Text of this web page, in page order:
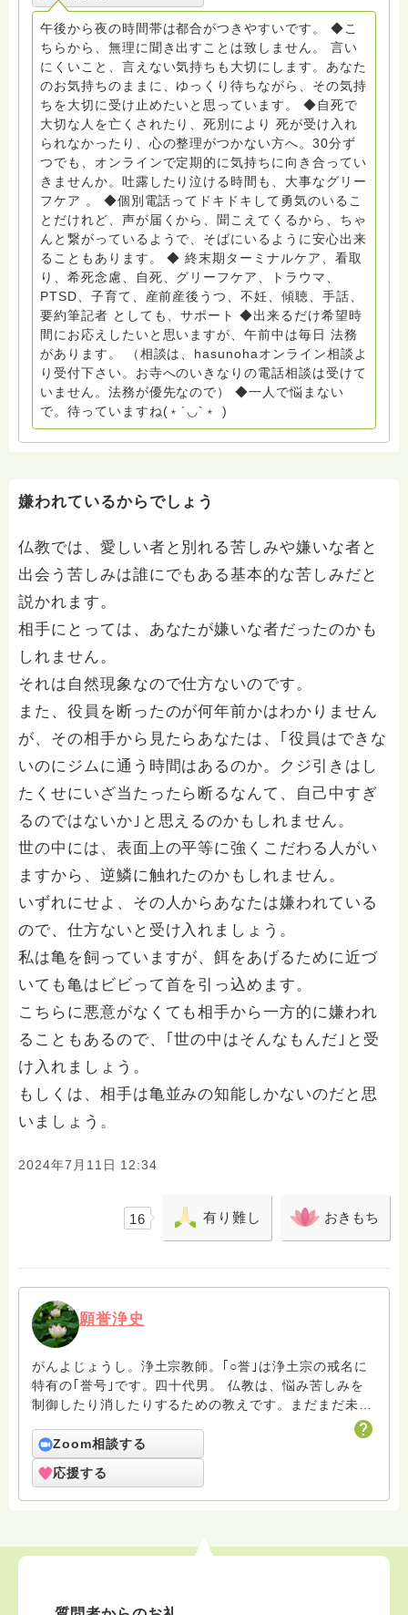
員、女性支援員、小学校 中学校支援員としても、ケア
サポートをしています。 ◆一般社団法人『グリーフケア
ともしび』理事長 【ともしび遺族会】運営 毎月 第１
金・昼夜2回開催（大阪駅前第3ビル） 14：00〜，18：
00〜 お問い合わせ申込⬇️こちらから
griefcare.tomoshibi@icloud.com ＊この活動は皆さま
のご支援により支えられております。ご協力をよろしく
お願いします。 ゆうちょ銀行 口座番号 普通408-
6452769 一般社団法人グリーフケアともしび ◆『ビハ
ーラサロン おしゃべりカフェひだまり』 ビハーラ和歌
山代表 居場所運営 問い合わせ申込⬇️こちらから
griefcare.tomoshibi@icloud.com ◆GEはしもとサピュ
イエ 所属 （Gender Equity 誰もが自分らしく生きるこ
とができる社会をめざして）DV・女性支援 ◆認定NPO
京都自死自殺相談センターSotto 元グリーフサポート委
員長（2018〜2024） ◆保育士.幼稚園教諭.小学校教諭.
レクリエーションインストラクター.中学校DV授業 10年
間 保育 教育の現場で 総主任として勤めた経験も生かし
つつ、お話できることがあれば 幸いです。 いつも あな
たとともに。南無阿弥陀仏 ここでは、宗旨を問いませ
ん。 まずは、ひとりで抱え込まないで。 来寺お問い合
わせは⬇️こちらから miehimeyo@gmail.com ※時間を割
いて、あなたに向き合っています。 ですので、過去の
いします。 ※個別相談は、hasunohaオンライン相談よ
受け付けておりません。また夜中や早朝の電話もご遠慮
ください。 法務を優先させてください。
午後から夜の時間帯は都合がつきやすいです。 ◆こ
ちらから、無理に聞き出すことは致しません。 言い
にくいこと、言えない気持ちも大切にします。あなた
のお気持ちのままに、ゆっくり待ちながら、その気持
ちを大切に受け止めたいと思っています。 ◆自死で
大切な人を亡くされたり、死別により 死が受け入れ
られなかったり、心の整理がつかない方へ。30分ず
つでも、オンラインで定期的に気持ちに向き合ってい
きませんか。吐露したり泣ける時間も、大事なグリー
フケア 。 ◆個別電話ってドキドキして勇気のいるこ
とだけれど、声が届くから、聞こえてくるから、ちゃ
んと繋がっているようで、そばにいるように安心出来
ることもあります。 ◆ 終末期ターミナルケア、看取
り、希死念慮、自死、グリーフケア、トラウマ、
PTSD、子育て、産前産後うつ、不妊、傾聴、手話、
要約筆記者 としても、サポート ◆出来るだけ希望時
間にお応えしたいと思いますが、午前中は毎日 法務
があります。 （相談は、hasunohaオンライン相談よ
り受付下さい。お寺へのいきなりの電話相談は受けて
いません。法務が優先なので） ◆一人で悩まない
で。待っていますね(﹡´◡`﹡ )
嫌われているからでしょう
仏教では、愛しい者と別れる苦しみや嫌いな者と
出会う苦しみは誰にでもある基本的な苦しみだと
説かれます。
相手にとっては、あなたが嫌いな者だったのかも
しれません。
それは自然現象なので仕方ないのです。
また、役員を断ったのが何年前かはわかりません
が、その相手から見たらあなたは、｢役員はできな
いのにジムに通う時間はあるのか。クジ引きはし
たくせにいざ当たったら断るなんて、自己中すぎ
るのではないか｣と思えるのかもしれません。
世の中には、表面上の平等に強くこだわる人がい
ますから、逆鱗に触れたのかもしれません。
いずれにせよ、その人からあなたは嫌われている
ので、仕方ないと受け入れましょう。
私は亀を飼っていますが、餌をあげるために近づ
いても亀はビビって首を引っ込めます。
こちらに悪意がなくても相手から一方的に嫌われ
ることもあるので、｢世の中はそんなもんだ｣と受
け入れましょう。
もしくは、相手は亀並みの知能しかないのだと思
いましょう。
2024年7月11日 12:34
16 有り難し おきもち
願誉浄史
がんよじょうし。浄土宗教師。｢○誉｣は浄土宗の戒名に
特有の｢誉号｣です。四十代男。 仏教は、悩み苦しみを
制御したり消したりするための教えです。まだまだ未熟
Zoom相談する
応援する